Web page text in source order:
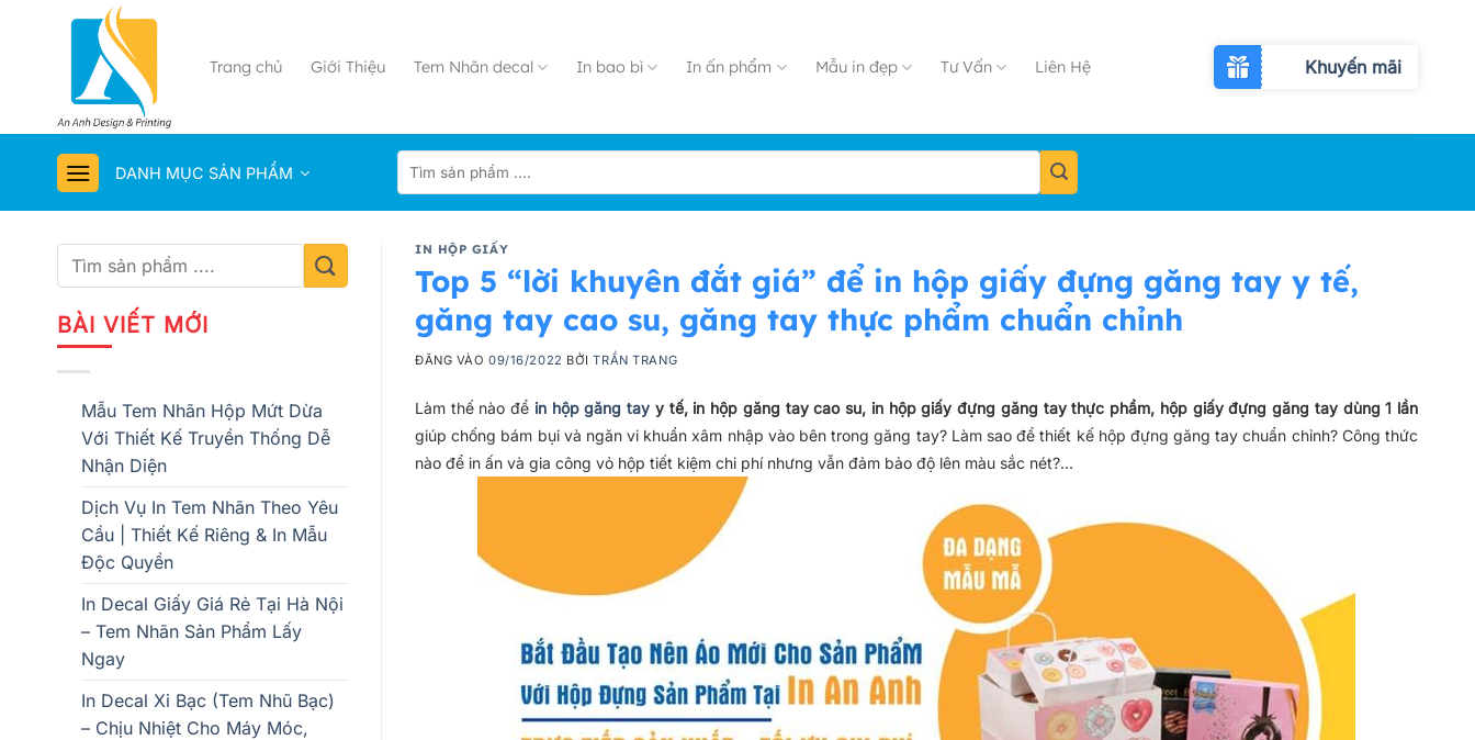
Trang chủ Giới Thiệu Tem Nhãn decal In bao bì In ấn phẩm Mẫu in đẹp Tư Vấn Liên Hệ Khuyến mãi
DANH MỤC SẢN PHẨM
BÀI VIẾT MỚI
Mẫu Tem Nhãn Hộp Mứt Dừa
Với Thiết Kế Truyền Thống Dễ
Nhận Diện
Dịch Vụ In Tem Nhãn Theo Yêu
Cầu | Thiết Kế Riêng & In Mẫu
Độc Quyền
In Decal Giấy Giá Rẻ Tại Hà Nội
– Tem Nhãn Sản Phẩm Lấy
Ngay
In Decal Xi Bạc (Tem Nhũ Bạc)
– Chịu Nhiệt Cho Máy Móc,
IN HỘP GIẤY
Top 5 “lời khuyên đắt giá” để in hộp giấy đựng găng tay y tế,
găng tay cao su, găng tay thực phẩm chuẩn chỉnh
ĐĂNG VÀO09/16/2022 BỞITRẦN TRANG
Làm thế nào để in hộp găng tay y tế, in hộp găng tay cao su, in hộp giấy đựng găng tay thực phẩm, hộp giấy đựng găng tay dùng 1 lần
giúp chống bám bụi và ngăn vi khuẩn xâm nhập vào bên trong găng tay? Làm sao để thiết kế hộp đựng găng tay chuẩn chỉnh? Công thức
nào để in ấn và gia công vỏ hộp tiết kiệm chi phí nhưng vẫn đảm bảo độ lên màu sắc nét?…